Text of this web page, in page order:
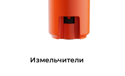
Измельчители